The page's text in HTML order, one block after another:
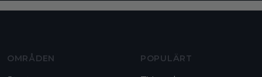
OMRÅDEN POPULÄRT